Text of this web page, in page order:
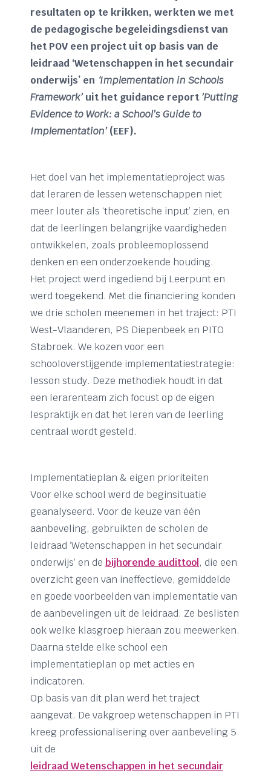
resultaten op te krikken, werkten we met
de pedagogische begeleidingsdienst van
het POV een project uit op basis van de
leidraad ‘Wetenschappen in het secundair
onderwijs’ en ‘Implementation in Schools
Framework’uit het guidance report’Putting
Evidence to Work: a School’s Guide to
Implementation’(EEF).
Het doel van het implementatieproject was
dat leraren de lessen wetenschappen niet
meer louter als ‘theoretische input’ zien, en
dat de leerlingen belangrijke vaardigheden
ontwikkelen, zoals probleemoplossend
denken en een onderzoekende houding.
Het project werd ingediend bij Leerpunt en
werd toegekend. Met die financiering konden
we drie scholen meenemen in het traject: PTI
West-Vlaanderen, PS Diepenbeek en PITO
Stabroek. We kozen voor een
schooloverstijgende implementatiestrategie:
lesson study. Deze methodiek houdt in dat
een lerarenteam zich focust op de eigen
lespraktijk en dat het leren van de leerling
centraal wordt gesteld.
Implementatieplan & eigen prioriteiten
Voor elke school werd de beginsituatie
geanalyseerd. Voor de keuze van één
aanbeveling, gebruikten de scholen de
leidraad ‘Wetenschappen in het secundair
onderwijs’ en de bijhorende audittool , die een
overzicht geen van ineffectieve, gemiddelde
en goede voorbeelden van implementatie van
de aanbevelingen uit de leidraad. Ze beslisten
ook welke klasgroep hieraan zou meewerken.
Daarna stelde elke school een
implementatieplan op met acties en
indicatoren.
Op basis van dit plan werd het traject
aangevat. De vakgroep wetenschappen in PTI
kreeg professionalisering over aanbeveling 5
uit de
leidraad Wetenschappen in het secundair